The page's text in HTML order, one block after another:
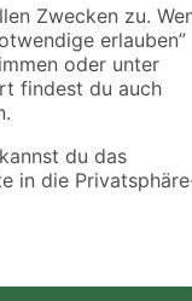
2500 x
mm